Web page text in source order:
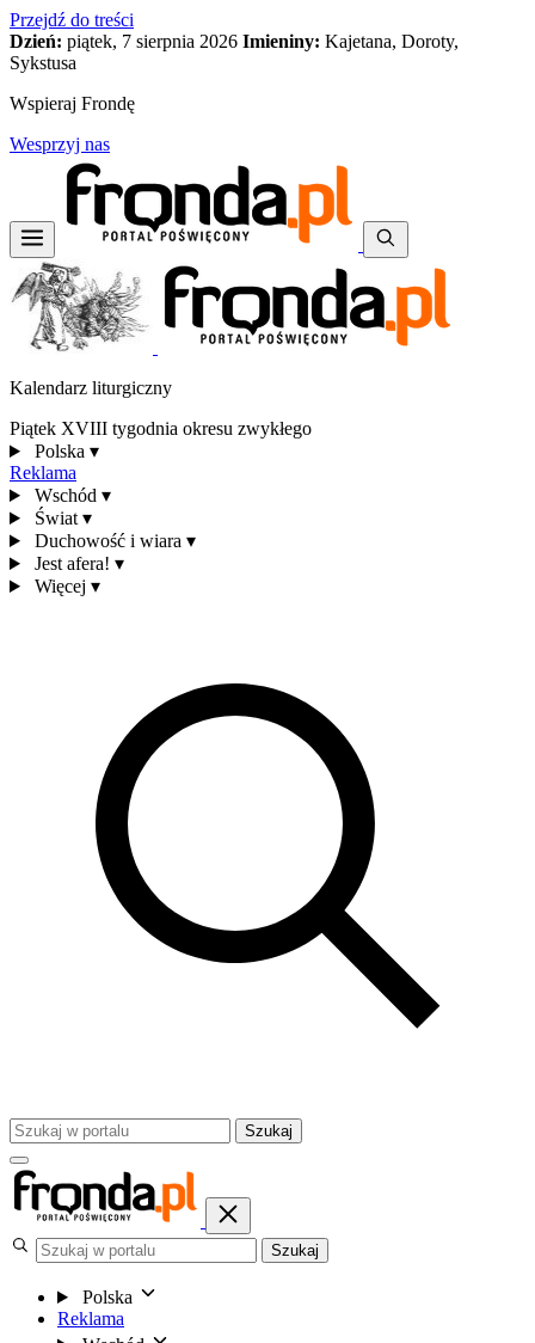
Przejdź do treści
Dzień: piątek, 7 sierpnia 2026 Imieniny: Kajetana, Doroty,
Sykstusa
Wspieraj Frondę
Wesprzyj nas
Kalendarz liturgiczny
Piątek XVIII tygodnia okresu zwykłego
Polska ▾
Reklama
Wschód ▾
Świat ▾
Duchowość i wiara ▾
Jest afera! ▾
Więcej ▾
Szukaj
Szukaj
Polska
Reklama